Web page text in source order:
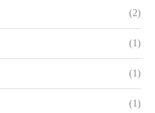
(2)
(1)
(1)
(1)